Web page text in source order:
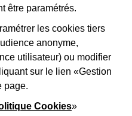
suivre
LinkedIn
Gestion des cookies
être paramétrés.
les cookies tiers
anonyme,
utilisateur) ou modifier
sur le lien «Gestion
page.
Cookies»